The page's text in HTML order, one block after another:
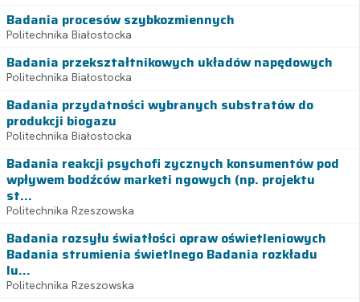
Badania procesów szybkozmiennych
Politechnika Białostocka
Badania przekształtnikowych układów napędowych
Politechnika Białostocka
Badania przydatności wybranych substratów do
produkcji biogazu
Politechnika Białostocka
Badania reakcji psychofi zycznych konsumentów pod
wpływem bodźców marketi ngowych (np. projektu
st...
Politechnika Rzeszowska
Badania rozsyłu światłości opraw oświetleniowych
Badania strumienia świetlnego Badania rozkładu
lu...
Politechnika Rzeszowska